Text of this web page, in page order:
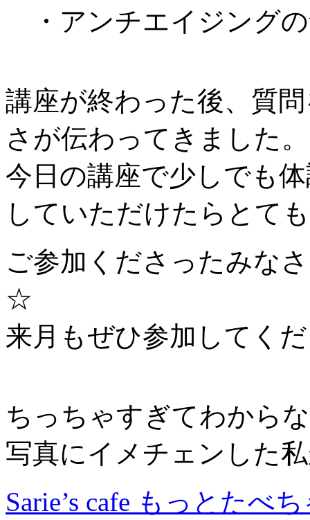
・アンチエイジング
講座が終わった後、質
さが伝わってきました。
今日の講座で少しでも
していただけたらとて
ご参加くださったみな
☆
来月もぜひ参加してく
ちっちゃすぎてわから
写真にイメチェンした
Sarie’s cafe もっとたべ